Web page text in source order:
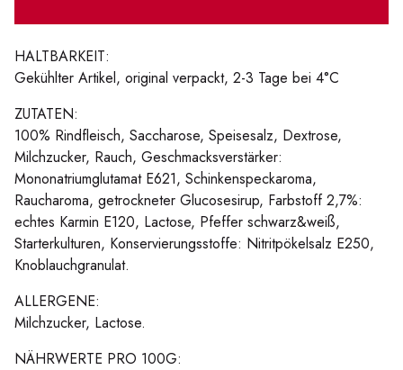
HALTBARKEIT:
Gekühlter Artikel, original verpackt, 2-3 Tage bei 4°C
ZUTATEN:
100% Rindfleisch, Saccharose, Speisesalz, Dextrose,
Milchzucker, Rauch, Geschmacksverstärker:
Mononatriumglutamat E621, Schinkenspeckaroma,
Raucharoma, getrockneter Glucosesirup, Farbstoff 2,7%:
echtes Karmin E120, Lactose, Pfeffer schwarz&weiß,
Starterkulturen, Konservierungsstoffe: Nitritpökelsalz E250,
Knoblauchgranulat.
ALLERGENE:
Milchzucker, Lactose.
NÄHRWERTE PRO 100G: